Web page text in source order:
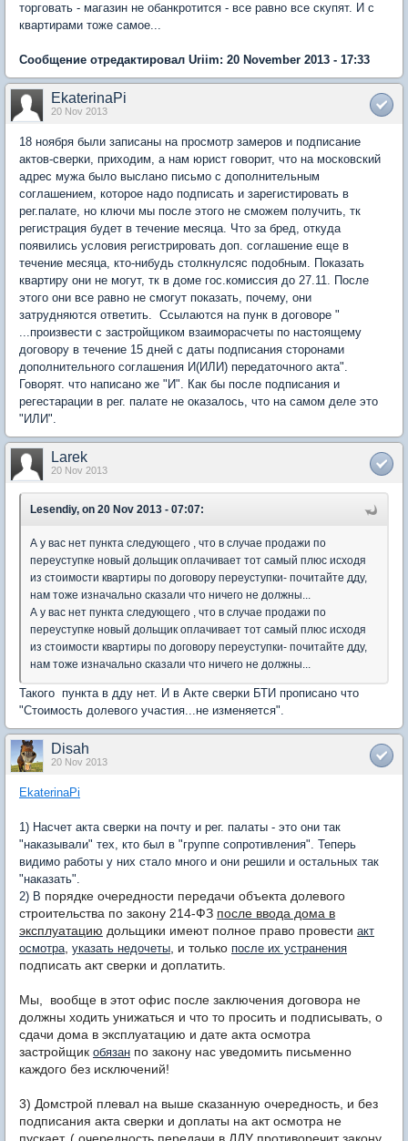
торговать - магазин не обанкротится - все равно все скупят. И с
квартирами тоже самое...
Сообщение отредактировал Uriim: 20 November 2013 - 17:33
EkaterinaPi
20 Nov 2013
18 ноября были записаны на просмотр замеров и подписание
актов-сверки, приходим, а нам юрист говорит, что на московский
адрес мужа было выслано письмо с дополнительным
соглашением, которое надо подписать и зарегистировать в
рег.палате, но ключи мы после этого не сможем получить, тк
регистрация будет в течение месяца. Что за бред, откуда
появились условия регистрировать доп. соглашение еще в
течение месяца, кто-нибудь столкнулсяс подобным. Показать
квартиру они не могут, тк в доме гос.комиссия до 27.11. После
этого они все равно не смогут показать, почему, они
затрудняются ответить. Ссылаются на пунк в договоре "
...произвести с застройщиком взаиморасчеты по настоящему
договору в течение 15 дней с даты подписания сторонами
дополнительного соглашения И(ИЛИ) передаточного акта".
Говорят. что написано же "И". Как бы после подписания и
регестарации в рег. палате не оказалось, что на самом деле это
"ИЛИ".
Larek
20 Nov 2013
Lesendiy, on 20 Nov 2013 - 07:07:
А у вас нет пункта следующего , что в случае продажи по
переуступке новый дольщик оплачивает тот самый плюс исходя
из стоимости квартиры по договору переуступки- почитайте дду,
нам тоже изначально сказали что ничего не должны...
А у вас нет пункта следующего , что в случае продажи по
переуступке новый дольщик оплачивает тот самый плюс исходя
из стоимости квартиры по договору переуступки- почитайте дду,
нам тоже изначально сказали что ничего не должны...
Такого пункта в дду нет. И в Акте сверки БТИ прописано что
"Стоимость долевого участия...не изменяется".
Disah
20 Nov 2013
EkaterinaPi
1) Насчет акта сверки на почту и рег. палаты - это они так
"наказывали" тех, кто был в "группе сопротивления". Теперь
видимо работы у них стало много и они решили и остальных так
"наказать".
2) В порядке очередности передачи объекта долевого
строительства по закону 214-ФЗ после ввода дома в
эксплуатацию дольщики имеют полное право провести акт
осмотра, указать недочеты, и только после их устранения
подписать акт сверки и доплатить.
Мы, вообще в этот офис после заключения договора не
должны ходить унижаться и что то просить и подписывать, о
сдачи дома в эксплуатацию и дате акта осмотра
застройщик обязан по закону нас уведомить письменно
каждого без исключений!
3) Домстрой плевал на выше сказанную очередность, и без
подписания акта сверки и доплаты на акт осмотра не